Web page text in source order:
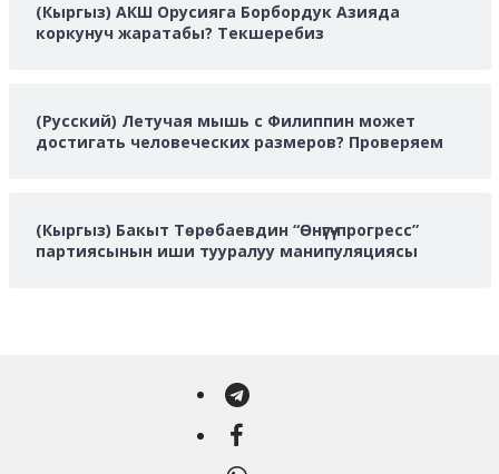
(Кыргыз) АКШ Орусияга Борбордук Азияда
коркунуч жаратабы? Текшеребиз
(Русский) Летучая мышь с Филиппин может
достигать человеческих размеров? Проверяем
(Кыргыз) Бакыт Төрөбаевдин “Өнүгүү-прогресс”
партиясынын иши тууралуу манипуляциясы
Telegram
Facebook